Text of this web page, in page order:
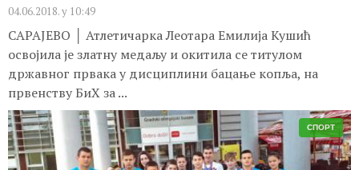
04.06.2018. у 10:49
САРАЈЕВО │ Атлетичарка Леотара Емилија Кушић
освојила је златну медаљу и окитила се титулом
државног првака у дисциплини бацање копља, на
првенству БиХ за ...
СПОРТ